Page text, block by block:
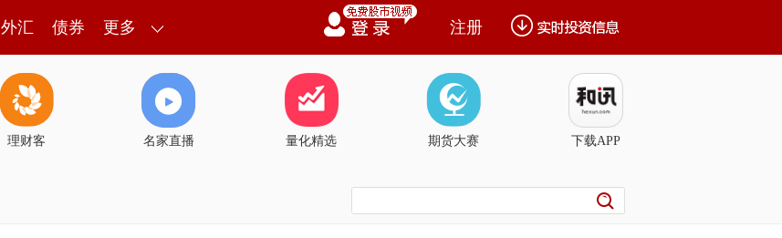
外汇 债券 更多 注册
理财客 名家直播 量化精选 期货大赛 下载APP